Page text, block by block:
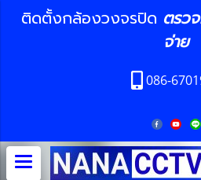
ติดตั้งกล้องวงจรปิด ตรว
จ่าย
086-